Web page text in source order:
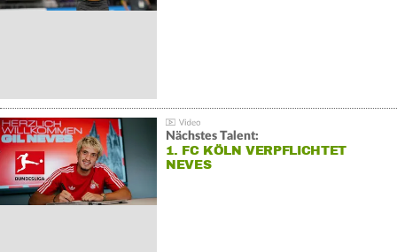
Nächstes Talent:
1. FC KÖLN VERPFLICHTET
NEVES